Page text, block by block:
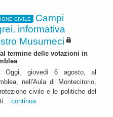
CIVILE
Campi
informativa
Musumeci
termine delle votazioni in
Oggi, giovedì 6 agosto, al
nell'Aula di Montecitorio,
civile e le politiche del
continua